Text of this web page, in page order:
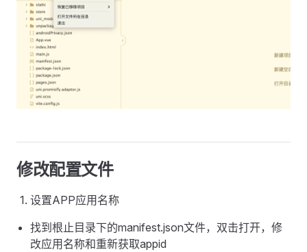
修改配置文件
设置APP应用名称
找到根止目录下的manifest.json文件，双击打开，修
改应用名称和重新获取appid